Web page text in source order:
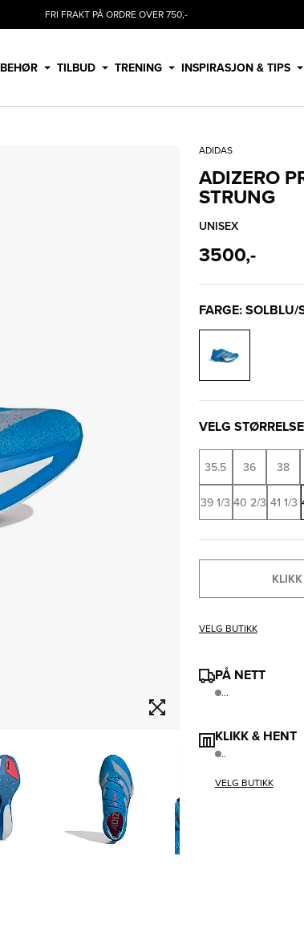
FRI FRAKT PÅ ORDRE OVER 750,-
TILBUD TRENING INSPIRASJON & TIPS
ADIDAS
ADIZERO
STRUNG
UNISEX
3500,-
FARGE:
VELG STØRRELSE
35.5 36 38
39 1/3 40 2/3 41 1/3
VELG BUTIKK
PÅ NETT
...
KLIKK & HENT
..
VELG BUTIKK